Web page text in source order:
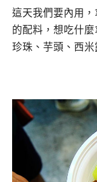
這天我們要內用
的配料，想吃什
珍珠、芋頭、西米